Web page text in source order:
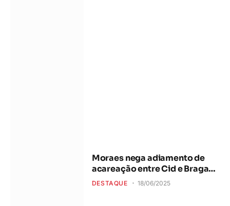
Moraes nega adiamento de
acareação entre Cid e Braga
Netto
DESTAQUE 18/06/2025